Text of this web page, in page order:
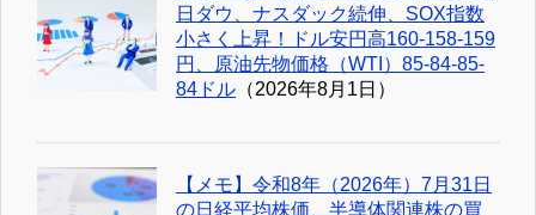
日ダウ、ナスダック続伸、SOX指数
小さく上昇！ドル安円高160-158-159
円、原油先物価格（WTI）85-84-85-
84ドル （2026年8月1日）
【メモ】令和8年（2026年）7月31日
の日経平均株価、半導体関連株の買